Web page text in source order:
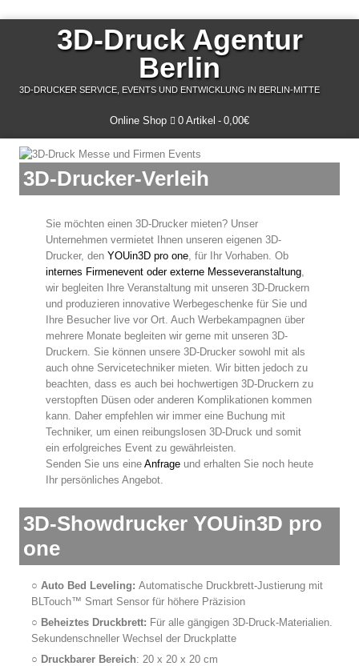
3D-Druck Agentur
Berlin
3D-DRUCKER SERVICE, EVENTS UND ENTWICKLUNG IN BERLIN-MITTE
Online Shop 0 Artikel 0,00€
3D-Drucker-Verleih
Sie möchten einen 3D-Drucker mieten? Unser
Unternehmen vermietet Ihnen unseren eigenen 3D-
Drucker, den YOUin3D pro one, für Ihr Vorhaben. Ob
internes Firmenevent oder externe Messeveranstaltung,
wir begleiten Ihre Veranstaltung mit unseren 3D-Druckern
und produzieren innovative Werbegeschenke für Sie und
Ihre Besucher live vor Ort. Auch Werbekampagnen über
mehrere Monate begleiten wir gerne mit unseren 3D-
Druckern. Sie können unsere 3D-Drucker sowohl mit als
auch ohne Servicetechniker mieten. Wir bitten jedoch zu
beachten, dass es auch bei hochwertigen 3D-Druckern zu
verstopften Düsen oder anderen Komplikationen kommen
kann. Daher empfehlen wir immer eine Buchung mit
Techniker, um einen reibungslosen 3D-Druck und somit
ein erfolgreiches Event zu gewährleisten.
Senden Sie uns eine Anfrage und erhalten Sie noch heute
Ihr persönliches Angebot.
3D-Showdrucker YOUin3D pro
one
○ Auto Bed Leveling: Automatische Druckbrett-Justierung mit
BLTouch™ Smart Sensor für höhere Präzision
○ Beheiztes Druckbrett: Für alle gängigen 3D-Druck-Materialien.
Sekundenschneller Wechsel der Druckplatte
○ Druckbarer Bereich: 20 x 20 x 20 cm